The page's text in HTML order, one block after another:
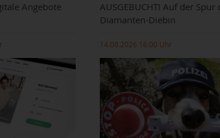
Angebote
AUSGEBUCHT! Auf der Spur
Diamanten-Diebin
14.08.2026 16:00 Uhr